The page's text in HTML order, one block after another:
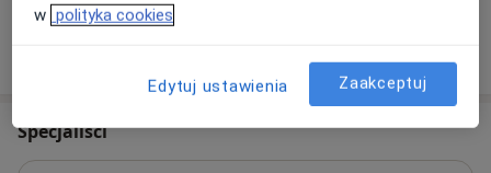
Specjaliści
w polityka cookies
Edytuj ustawienia Zaakceptuj